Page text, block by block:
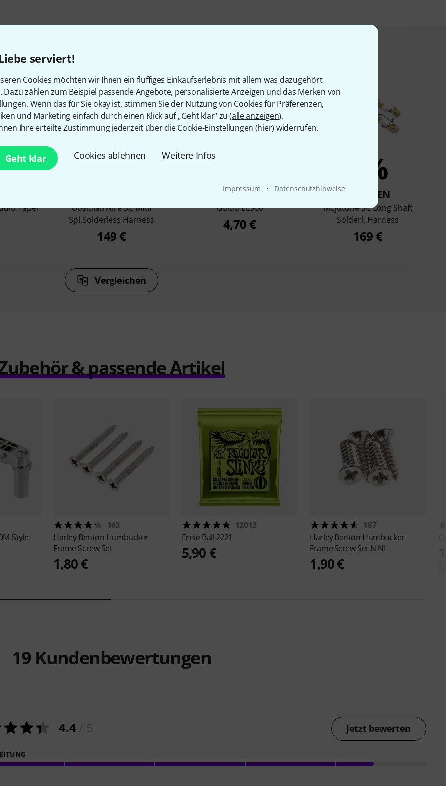
serviert!
Cookies möchten wir Ihnen ein fluffiges Einkaufserlebnis mit allem was dazugehört
Dazu zählen zum Beispiel passende Angebote, personalisierte Anzeigen und das Merken von
Wenn das für Sie okay ist, stimmen Sie der Nutzung von Cookies für Präferenzen,
und Marketing einfach durch einen Klick auf „Geht klar“ zu (alle anzeigen).
Ihre erteilte Zustimmung jederzeit über die Cookie-Einstellungen (hier) widerrufen.
Geht klar Cookies ablehnen Weitere Infos
Impressum · Datenschutzhinweise
die sich dieses Produkt angesehen haben
Taper
9%
ObsidianWire SC MKII
Spl.Solderless Harness
149 €
KAUFTEN
Göldo EL500
4,70 €
6%
KAUFTEN
Mojotone SC Long Shaft
Solderl. Harness
169 €
Vergleichen
& passende Artikel
Style
163
Harley Benton Humbucker
Frame Screw Set
1,80 €
12012
Ernie Ball 2221
5,90 €
187
Harley Benton Humbucker
Frame Screw Set N NI
1,90 €
19 Kundenbewertungen
4.4/ 5 Jetzt bewerten